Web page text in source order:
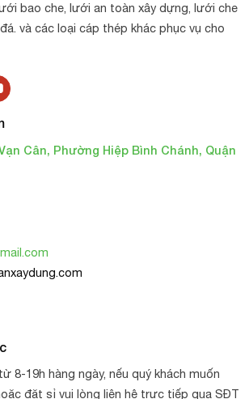
bao che, lưới an toàn xây dựng, lưới che
và các loại cáp thép khác phục vụ cho
Cân, Phường Hiệp Bình Chánh, Quận
8-19h hàng ngày, nếu quý khách muốn
đặt sỉ vui lòng liên hệ trực tiếp qua SĐT